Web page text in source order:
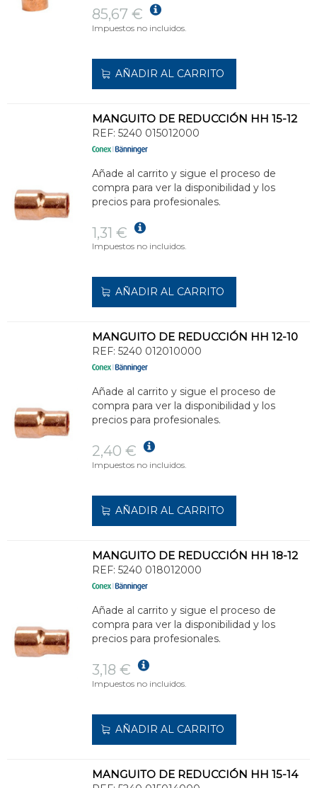
85,67 €
Impuestos no incluidos.
AÑADIR AL CARRITO
MANGUITO DE REDUCCIÓN HH 15-12
REF: 5240 015012000
Añade al carrito y sigue el proceso de
compra para ver la disponibilidad y los
precios para profesionales.
1,31 €
Impuestos no incluidos.
AÑADIR AL CARRITO
MANGUITO DE REDUCCIÓN HH 12-10
REF: 5240 012010000
Añade al carrito y sigue el proceso de
compra para ver la disponibilidad y los
precios para profesionales.
2,40 €
Impuestos no incluidos.
AÑADIR AL CARRITO
MANGUITO DE REDUCCIÓN HH 18-12
REF: 5240 018012000
Añade al carrito y sigue el proceso de
compra para ver la disponibilidad y los
precios para profesionales.
3,18 €
Impuestos no incluidos.
AÑADIR AL CARRITO
MANGUITO DE REDUCCIÓN HH 15-14